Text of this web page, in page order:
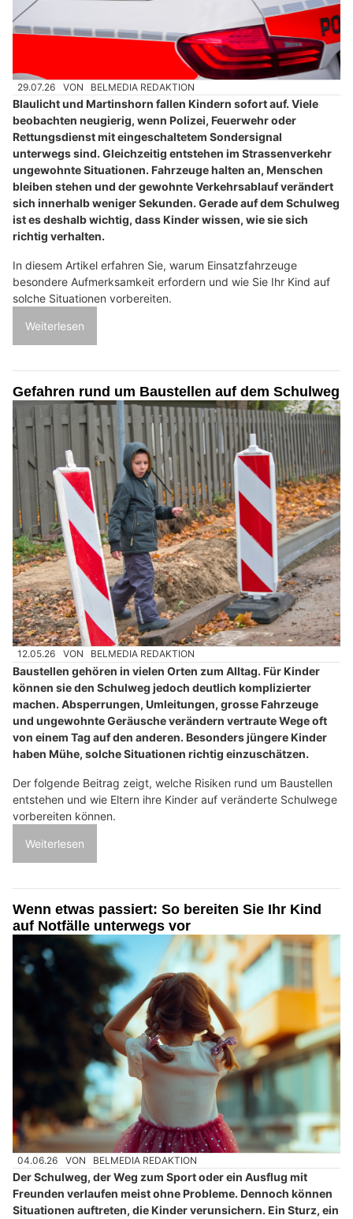
29.07.26 VON BELMEDIA REDAKTION
Blaulicht und Martinshorn fallen Kindern sofort auf. Viele
beobachten neugierig, wenn Polizei, Feuerwehr oder
Rettungsdienst mit eingeschaltetem Sondersignal
unterwegs sind. Gleichzeitig entstehen im Strassenverkehr
ungewohnte Situationen. Fahrzeuge halten an, Menschen
bleiben stehen und der gewohnte Verkehrsablauf verändert
sich innerhalb weniger Sekunden. Gerade auf dem Schulweg
ist es deshalb wichtig, dass Kinder wissen, wie sie sich
richtig verhalten.
In diesem Artikel erfahren Sie, warum Einsatzfahrzeuge
besondere Aufmerksamkeit erfordern und wie Sie Ihr Kind auf
solche Situationen vorbereiten.
Weiterlesen
Gefahren rund um Baustellen auf dem Schulweg
12.05.26 VON BELMEDIA REDAKTION
Baustellen gehören in vielen Orten zum Alltag. Für Kinder
können sie den Schulweg jedoch deutlich komplizierter
machen. Absperrungen, Umleitungen, grosse Fahrzeuge
und ungewohnte Geräusche verändern vertraute Wege oft
von einem Tag auf den anderen. Besonders jüngere Kinder
haben Mühe, solche Situationen richtig einzuschätzen.
Der folgende Beitrag zeigt, welche Risiken rund um Baustellen
entstehen und wie Eltern ihre Kinder auf veränderte Schulwege
vorbereiten können.
Weiterlesen
Wenn etwas passiert: So bereiten Sie Ihr Kind
auf Notfälle unterwegs vor
04.06.26 VON BELMEDIA REDAKTION
Der Schulweg, der Weg zum Sport oder ein Ausflug mit
Freunden verlaufen meist ohne Probleme. Dennoch können
Situationen auftreten, die Kinder verunsichern. Ein Sturz, ein